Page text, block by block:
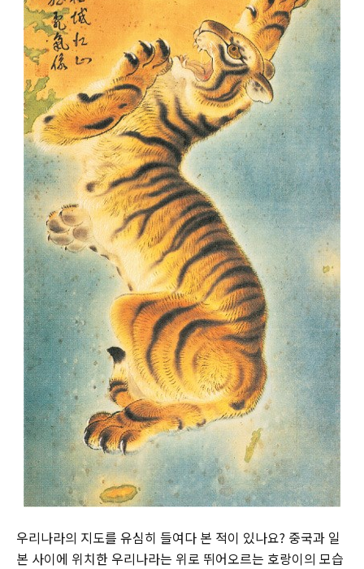
우리나라의 지도를 유심히 들여다 본 적이 있나요? 중국과 일
본 사이에 위치한 우리나라는 위로 뛰어오르는 호랑이의 모습